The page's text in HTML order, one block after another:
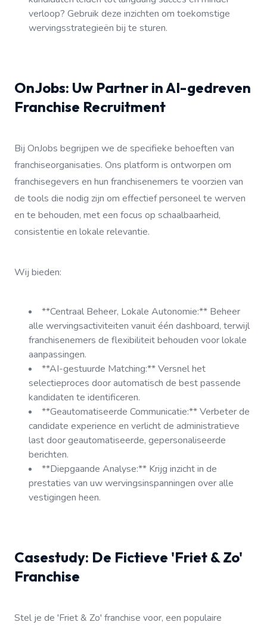
verloop? Gebruik deze inzichten om toekomstige
wervingsstrategieën bij te sturen.
OnJobs: Uw Partner in AI-gedreven
Franchise Recruitment
Bij OnJobs begrijpen we de specifieke behoeften van
franchiseorganisaties. Ons platform is ontworpen om
franchisegevers en hun franchisenemers te voorzien van
de tools die nodig zijn om effectief personeel te werven
en te behouden, met een focus op schaalbaarheid,
consistentie en lokale relevantie.
Wij bieden:
**Centraal Beheer, Lokale Autonomie:** Beheer
alle wervingsactiviteiten vanuit één dashboard, terwijl
franchisenemers de flexibiliteit behouden voor lokale
aanpassingen.
**AI-gestuurde Matching:** Versnel het
selectieproces door automatisch de best passende
kandidaten te identificeren.
**Geautomatiseerde Communicatie:** Verbeter de
candidate experience en verlicht de administratieve
last door geautomatiseerde, gepersonaliseerde
berichten.
**Diepgaande Analyse:** Krijg inzicht in de
prestaties van uw wervingsinspanningen over alle
vestigingen heen.
Casestudy: De Fictieve 'Friet & Zo'
Franchise
Stel je de 'Friet & Zo' franchise voor, een populaire